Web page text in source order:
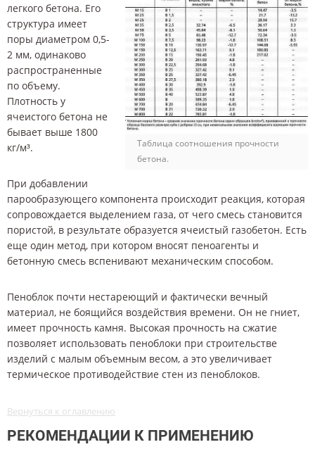
Таблица соотношения прочности
бетона.
легкого бетона. Его
структура имеет
поры диаметром 0,5-
2 мм, одинаково
распространенные
по объему.
Плотность у
ячеистого бетона не
бывает выше 1800
кг/м³.
При добавлении
парообразующего компонента происходит реакция, которая
сопровождается выделением газа, от чего смесь становится
пористой, в результате образуется ячеистый газобетон. Есть
еще один метод, при котором вносят пеноагенты и
бетонную смесь вспенивают механическим способом.
Пеноблок почти нестареющий и фактически вечный
материал, не боящийся воздействия времени. Он не гниет,
имеет прочность камня. Высокая прочность на сжатие
позволяет использовать пеноблоки при строительстве
изделий с малым объемным весом, а это увеличивает
термическое противодействие стен из пеноблоков.
Вернуться к оглавлению
РЕКОМЕНДАЦИИ К ПРИМЕНЕНИЮ